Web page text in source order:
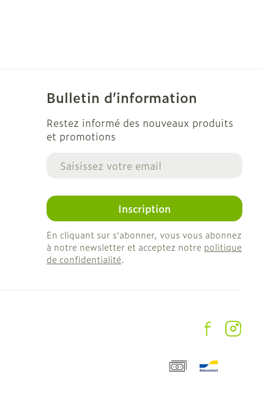
Bulletin d’information
Restez informé des nouveaux produits
et promotions
Adresse mail
Inscription
En cliquant sur s'abonner, vous vous abonnez
à notre newsletter et acceptez notre politique
de confidentialité.